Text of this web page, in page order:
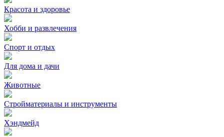
Красота и здоровье
Хобби и развлечения
Спорт и отдых
Для дома и дачи
Животные
Стройматериалы и инструменты
Хэндмейд